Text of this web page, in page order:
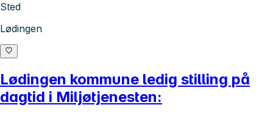
Sted
Lødingen
Lødingen kommune ledig stilling på
dagtid i Miljøtjenesten: